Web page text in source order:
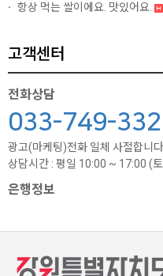
항상 먹는 쌀이에요. 맛있어요.
고객센터
전화상담
033-749-
광고(마케팅)전화 일체 사절합니
상담시간 : 평일 10:00 ~ 17:00 (
은행정보